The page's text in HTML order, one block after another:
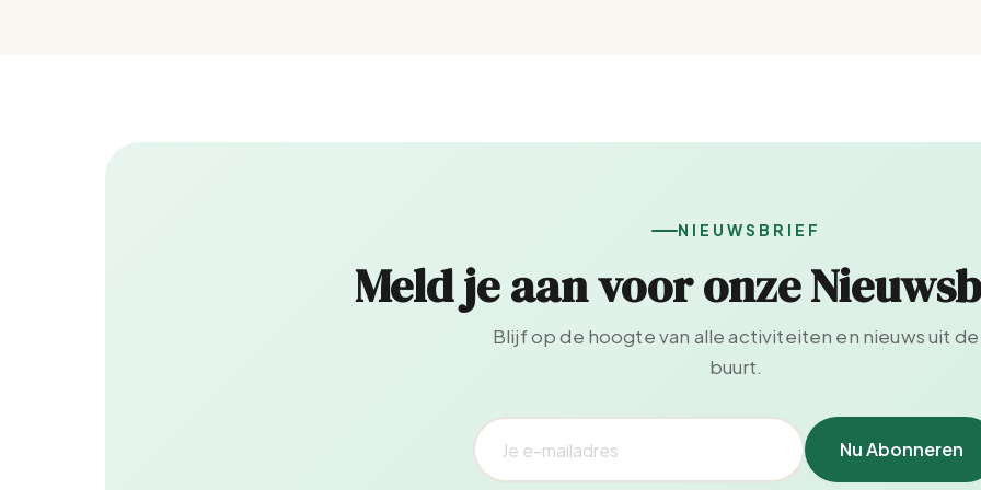
NIEUWSBRIEF
Meld je aan voor onze
Blijf op de hoogte van alle activiteiten en nieuws uit de
buurt.
Nu Abonneren